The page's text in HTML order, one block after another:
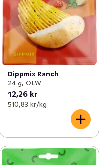
Dippmix Ranch
24 g, OLW
12,26 kr
510,83 kr /kg